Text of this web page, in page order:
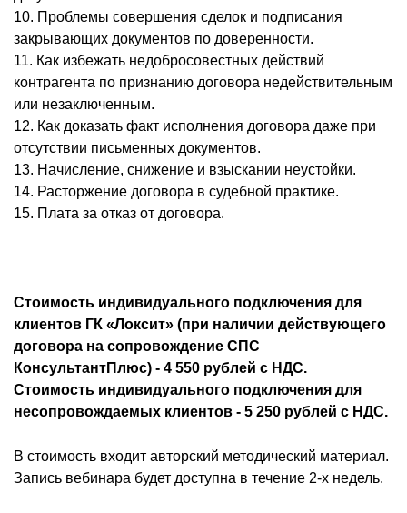
10. Проблемы совершения сделок и подписания
закрывающих документов по доверенности.
11. Как избежать недобросовестных действий
контрагента по признанию договора недействительным
или незаключенным.
12. Как доказать факт исполнения договора даже при
отсутствии письменных документов.
13. Начисление, снижение и взыскании неустойки.
14. Расторжение договора в судебной практике.
15. Плата за отказ от договора.
Стоимость индивидуального подключения для
клиентов ГК «Локсит» (при наличии действующего
договора на сопровождение СПС
КонсультантПлюс) - 4 550 рублей с НДС.
Стоимость индивидуального подключения для
несопровождаемых клиентов - 5 250 рублей с НДС.
В стоимость входит авторский методический материал.
Запись вебинара будет доступна в течение 2-х недель.